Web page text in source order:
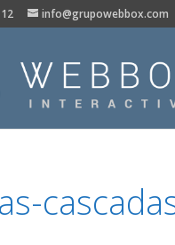
info@grupowebbox.com